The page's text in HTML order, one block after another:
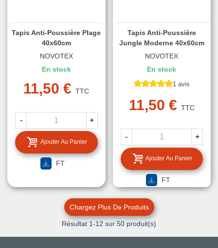
Tapis Anti-Poussière Plage
40x60cm
NOVOTEX
En stock
11,50 € TTC
- +
Ajouter Au Panier
FT
Tapis Anti-Poussière
Jungle Moderne 40x60cm
NOVOTEX
En stock
1 avis
11,50 € TTC
- +
Ajouter Au Panier
FT
Chargez Plus De Produits
Résultat 1-12 sur 50 produit(s)